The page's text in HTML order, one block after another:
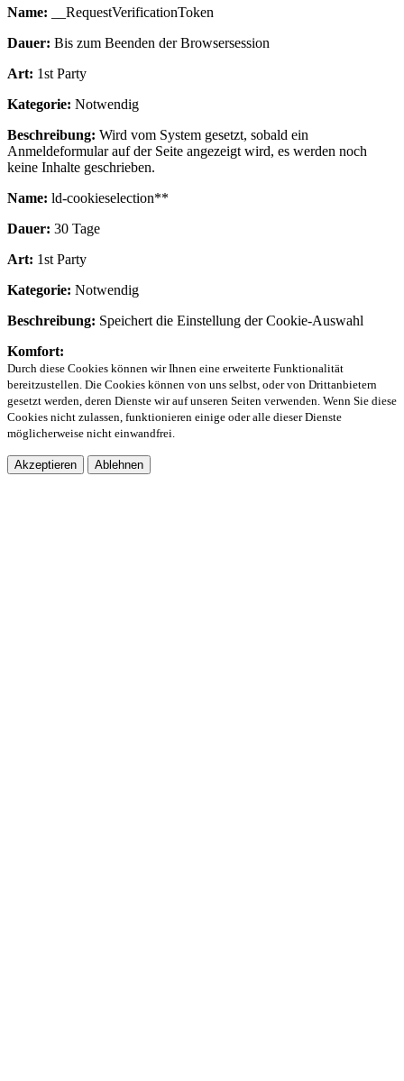
Name: __RequestVerificationToken
Dauer: Bis zum Beenden der Browsersession
Art: 1st Party
Kategorie: Notwendig
Beschreibung: Wird vom System gesetzt, sobald ein
Anmeldeformular auf der Seite angezeigt wird, es werden noch
keine Inhalte geschrieben.
Name: ld-cookieselection**
Dauer: 30 Tage
Art: 1st Party
Kategorie: Notwendig
Beschreibung: Speichert die Einstellung der Cookie-Auswahl
Komfort:
Durch diese Cookies können wir Ihnen eine erweiterte Funktionalität
bereitzustellen. Die Cookies können von uns selbst, oder von Drittanbietern
gesetzt werden, deren Dienste wir auf unseren Seiten verwenden. Wenn Sie diese
Cookies nicht zulassen, funktionieren einige oder alle dieser Dienste
möglicherweise nicht einwandfrei.
Akzeptieren Ablehnen